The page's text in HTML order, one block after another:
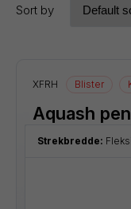
Sort by
XFRH Blister
Aquash
Strekbredde: